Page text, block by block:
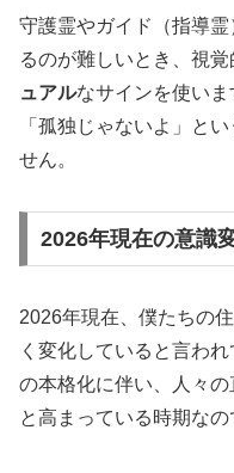
守護霊やガイド（指導
るのが難しいとき、視
ュアルなサインを使いま
「孤独じゃないよ」と
せん。
2026年現在の意識
2026年現在、僕たちの
く変化していると言わ
の本格化に伴い、人々
と高まっている時期なの